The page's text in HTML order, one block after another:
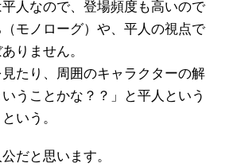
人なので、登場頻度も高いので
モノローグ）や、平人の視点で
りません。
たり、周囲のキャラクターの解
うことかな？？」と平人という
いう。
だと思います。